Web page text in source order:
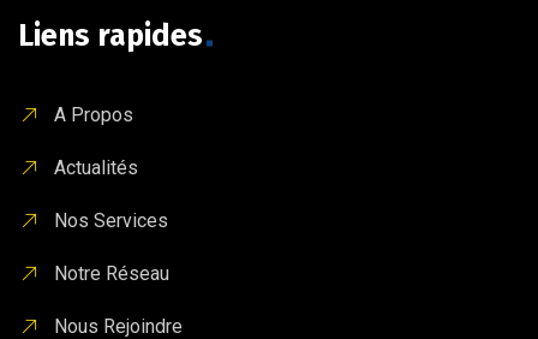
Liens rapides
A Propos
Actualités
Nos Services
Notre Réseau
Nous Rejoindre